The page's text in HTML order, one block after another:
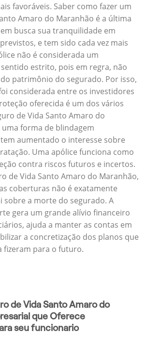
favoráveis. Saber como fazer um
Amaro do Maranhão é a última
busca sua tranquilidade em
e tem sido cada vez mais
não é considerada um
estrito, pois em regra, não
patrimônio do segurado. Por isso,
considerada entre os investidores
oferecida é um dos vários
de Vida Santo Amaro do
forma de blindagem
aumentado o interesse sobre
Uma apólice funciona como
contra riscos futuros e incertos.
de Vida Santo Amaro do Maranhão,
coberturas não é exatamente
sobre a morte do segurado. A
gera um grande alívio financeiro
ajuda a manter as contas em
a concretização dos planos que
fizeram para o futuro.
de Vida Santo Amaro do
que Oferece
seu funcionario